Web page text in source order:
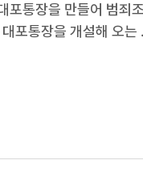
포통장을 만들어 범죄조
포통장을 개설해 오는
합니다.[리포트]승용차